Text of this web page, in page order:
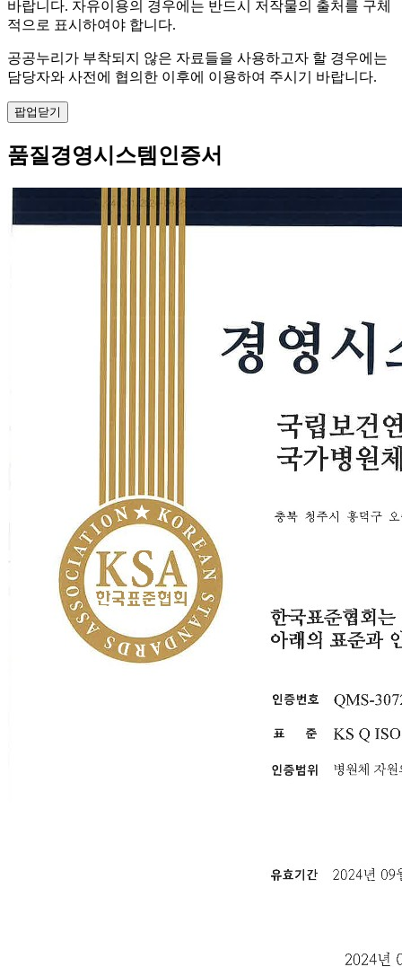
바랍니다. 자유이용의 경우에는 반드시 저작물의 출처를 구체
적으로 표시하여야 합니다.
공공누리가 부착되지 않은 자료들을 사용하고자 할 경우에는
담당자와 사전에 협의한 이후에 이용하여 주시기 바랍니다.
팝업닫기
품질경영시스템인증서